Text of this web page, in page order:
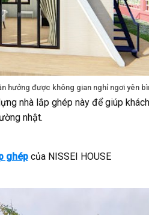
hưởng được không gian nghỉ ngơi yên
nhà lắp ghép này để giúp
nhật.
ghépcủa NISSEI HOUSE